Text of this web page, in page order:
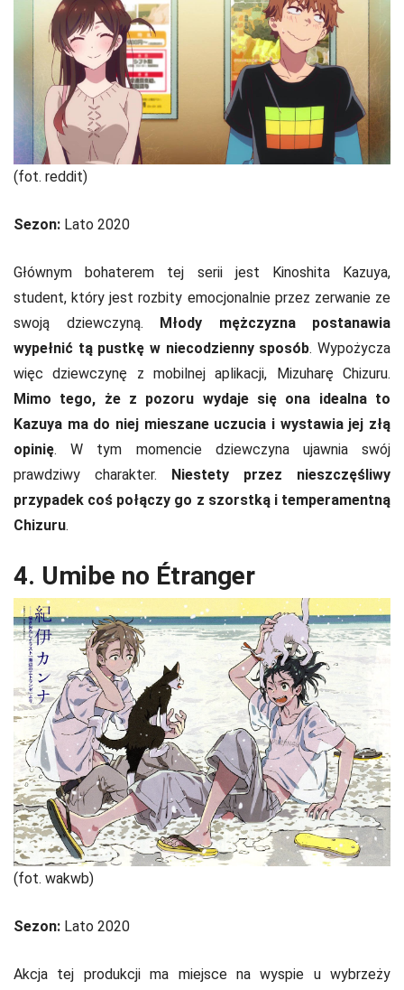
(fot. reddit)
Sezon: Lato 2020
Głównym bohaterem tej serii jest Kinoshita Kazuya,
student, który jest rozbity emocjonalnie przez zerwanie ze
swoją dziewczyną. Młody mężczyzna postanawia
wypełnić tą pustkę w niecodzienny sposób. Wypożycza
więc dziewczynę z mobilnej aplikacji, Mizuharę Chizuru.
Mimo tego, że z pozoru wydaje się ona idealna to
Kazuya ma do niej mieszane uczucia i wystawia jej złą
opinię. W tym momencie dziewczyna ujawnia swój
prawdziwy charakter. Niestety przez nieszczęśliwy
przypadek coś połączy go z szorstką i temperamentną
Chizuru.
4. Umibe no Étranger
(fot. wakwb)
Sezon: Lato 2020
Akcja tej produkcji ma miejsce na wyspie u wybrzeży